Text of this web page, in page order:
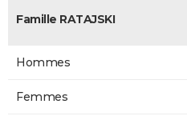
Famille RATAJSKI
Hommes
Femmes